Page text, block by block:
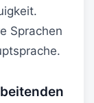
Sprachen